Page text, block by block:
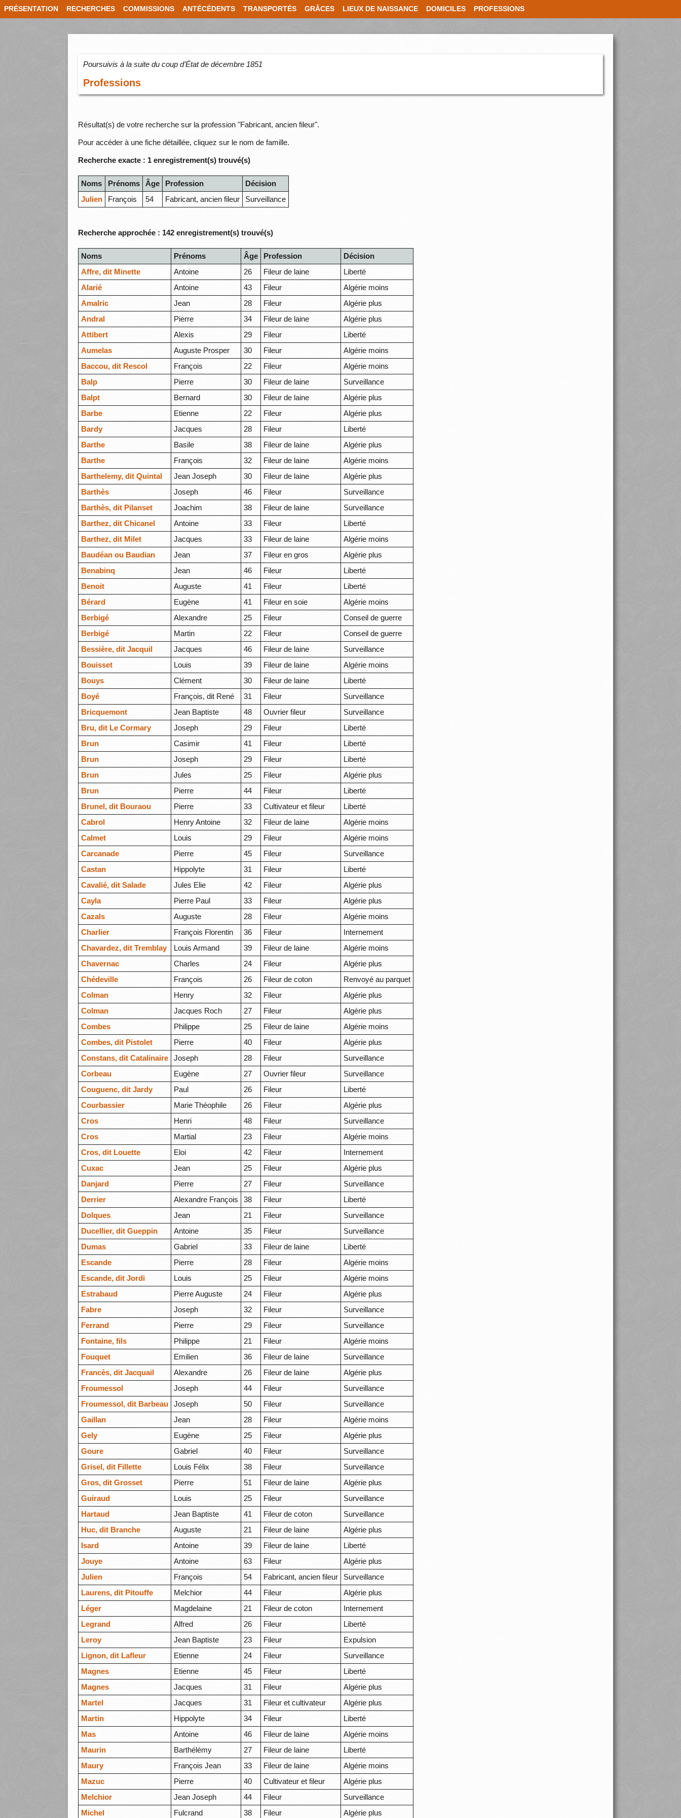
PRÉSENTATION RECHERCHES COMMISSIONS ANTÉCÉDENTS TRANSPORTÉS GRÂCES LIEUX DE NAISSANCE DOMICILES PROFESSIONS
Poursuivis à la suite du coup d’État de décembre 1851
Professions
Résultat(s) de votre recherche sur la profession "Fabricant, ancien fileur".
Pour accéder à une fiche détaillée, cliquez sur le nom de famille.
Recherche exacte : 1 enregistrement(s) trouvé(s)
Noms Prénoms Âge Profession
Décision
Julien
François 54 Fabricant, ancien fileur Surveillance
Recherche approchée : 142 enregistrement(s) trouvé(s)
Noms Prénoms Âge Profession
Décision
Affre, dit Minette
Antoine 26 Fileur de laine
Liberté
Alarié
Antoine 43 Fileur
Algérie moins
Amalric
Jean 28 Fileur
Algérie plus
Andral
Pierre 34 Fileur de laine
Algérie plus
Attibert
Alexis 29 Fileur
Liberté
Aumelas
Auguste Prosper 30 Fileur
Algérie moins
Baccou, dit Rescol
François 22 Fileur
Algérie moins
Balp
Pierre 30 Fileur de laine
Surveillance
Balpt
Bernard 30 Fileur de laine
Algérie plus
Barbe
Etienne 22 Fileur
Algérie plus
Bardy
Jacques 28 Fileur
Liberté
Barthe
Basile 38 Fileur de laine
Algérie plus
Barthe
François 32 Fileur de laine
Algérie moins
Barthelemy, dit Quintal
Jean Joseph 30 Fileur de laine
Algérie plus
Barthès
Joseph 46 Fileur
Surveillance
Barthès, dit Pilanset
Joachim 38 Fileur de laine
Surveillance
Barthez, dit Chicanel
Antoine 33 Fileur
Liberté
Barthez, dit Milet
Jacques 33 Fileur de laine
Algérie moins
Baudéan ou Baudian
Jean 37 Fileur en gros
Algérie plus
Benabinq
Jean 46 Fileur
Liberté
Benoit
Auguste 41 Fileur
Liberté
Bérard
Eugène 41 Fileur en soie
Algérie moins
Berbigé
Alexandre 25 Fileur
Conseil de guerre
Berbigé
Martin 22 Fileur
Conseil de guerre
Bessière, dit Jacquil
Jacques 46 Fileur de laine
Surveillance
Bouisset
Louis 39 Fileur de laine
Algérie moins
Bouys
Clément 30 Fileur de laine
Liberté
Boyé
François, dit René 31 Fileur
Surveillance
Bricquemont
Jean Baptiste 48 Ouvrier fileur
Surveillance
Bru, dit Le Cormary
Joseph 29 Fileur
Liberté
Brun
Casimir 41 Fileur
Liberté
Brun
Joseph 29 Fileur
Liberté
Brun
Jules 25 Fileur
Algérie plus
Brun
Pierre 44 Fileur
Liberté
Brunel, dit Bouraou
Pierre 33 Cultivateur et fileur
Liberté
Cabrol
Henry Antoine 32 Fileur de laine
Algérie moins
Calmet
Louis 29 Fileur
Algérie moins
Carcanade
Pierre 45 Fileur
Surveillance
Castan
Hippolyte 31 Fileur
Liberté
Cavalié, dit Salade
Jules Elie 42 Fileur
Algérie plus
Cayla
Pierre Paul 33 Fileur
Algérie plus
Cazals
Auguste 28 Fileur
Algérie moins
Charlier
François Florentin 36 Fileur
Internement
Chavardez, dit Tremblay
Louis Armand 39 Fileur de laine
Algérie moins
Chavernac
Charles 24 Fileur
Algérie plus
Chédeville
François 26 Fileur de coton
Renvoyé au parquet
Colman
Henry 32 Fileur
Algérie plus
Colman
Jacques Roch 27 Fileur
Algérie plus
Combes
Philippe 25 Fileur de laine
Algérie moins
Combes, dit Pistolet
Pierre 40 Fileur
Algérie plus
Constans, dit Catalinaire
Joseph 28 Fileur
Surveillance
Corbeau
Eugène 27 Ouvrier fileur
Surveillance
Couguenc, dit Jardy
Paul 26 Fileur
Liberté
Courbassier
Marie Théophile 26 Fileur
Algérie plus
Cros
Henri 48 Fileur
Surveillance
Cros
Martial 23 Fileur
Algérie moins
Cros, dit Louette
Eloi 42 Fileur
Internement
Cuxac
Jean 25 Fileur
Algérie plus
Danjard
Pierre 27 Fileur
Surveillance
Derrier
Alexandre François 38 Fileur
Liberté
Dolques
Jean 21 Fileur
Surveillance
Ducellier, dit Gueppin
Antoine 35 Fileur
Surveillance
Dumas
Gabriel 33 Fileur de laine
Liberté
Escande
Pierre 28 Fileur
Algérie moins
Escande, dit Jordi
Louis 25 Fileur
Algérie moins
Estrabaud
Pierre Auguste 24 Fileur
Algérie plus
Fabre
Joseph 32 Fileur
Surveillance
Ferrand
Pierre 29 Fileur
Surveillance
Fontaine, fils
Philippe 21 Fileur
Algérie moins
Fouquet
Emilien 36 Fileur de laine
Surveillance
Francès, dit Jacquail
Alexandre 26 Fileur de laine
Algérie plus
Froumessol
Joseph 44 Fileur
Surveillance
Froumessol, dit Barbeau
Joseph 50 Fileur
Surveillance
Gaillan
Jean 28 Fileur
Algérie moins
Gely
Eugène 25 Fileur
Algérie plus
Goure
Gabriel 40 Fileur
Surveillance
Grisel, dit Fillette
Louis Félix 38 Fileur
Surveillance
Gros, dit Grosset
Pierre 51 Fileur de laine
Algérie plus
Guiraud
Louis 25 Fileur
Surveillance
Hartaud
Jean Baptiste 41 Fileur de coton
Surveillance
Huc, dit Branche
Auguste 21 Fileur de laine
Algérie plus
Isard
Antoine 39 Fileur de laine
Liberté
Jouye
Antoine 63 Fileur
Algérie plus
Julien
François 54 Fabricant, ancien fileur
Surveillance
Laurens, dit Pitouffe
Melchior 44 Fileur
Algérie plus
Léger
Magdelaine 21 Fileur de coton
Internement
Legrand
Alfred 26 Fileur
Liberté
Leroy
Jean Baptiste 23 Fileur
Expulsion
Lignon, dit Lafleur
Etienne 24 Fileur
Surveillance
Magnes
Etienne 45 Fileur
Liberté
Magnes
Jacques 31 Fileur
Algérie plus
Martel
Jacques 31 Fileur et cultivateur
Algérie plus
Martin
Hippolyte 34 Fileur
Liberté
Mas
Antoine 46 Fileur de laine
Algérie moins
Maurin
Barthélémy 27 Fileur de laine
Liberté
Maury
François Jean 33 Fileur de laine
Algérie moins
Mazuc
Pierre 40 Cultivateur et fileur
Algérie plus
Melchior
Jean Joseph 44 Fileur
Surveillance
Michel
Fulcrand 38 Fileur Algérie plus